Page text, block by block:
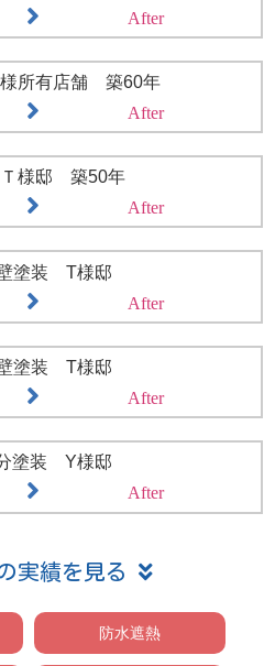
After
所有店舗 築60年
After
様邸 築50年
After
塗装 T様邸
After
塗装 T様邸
After
塗装 Y様邸
After
実績を見る
防水遮熱